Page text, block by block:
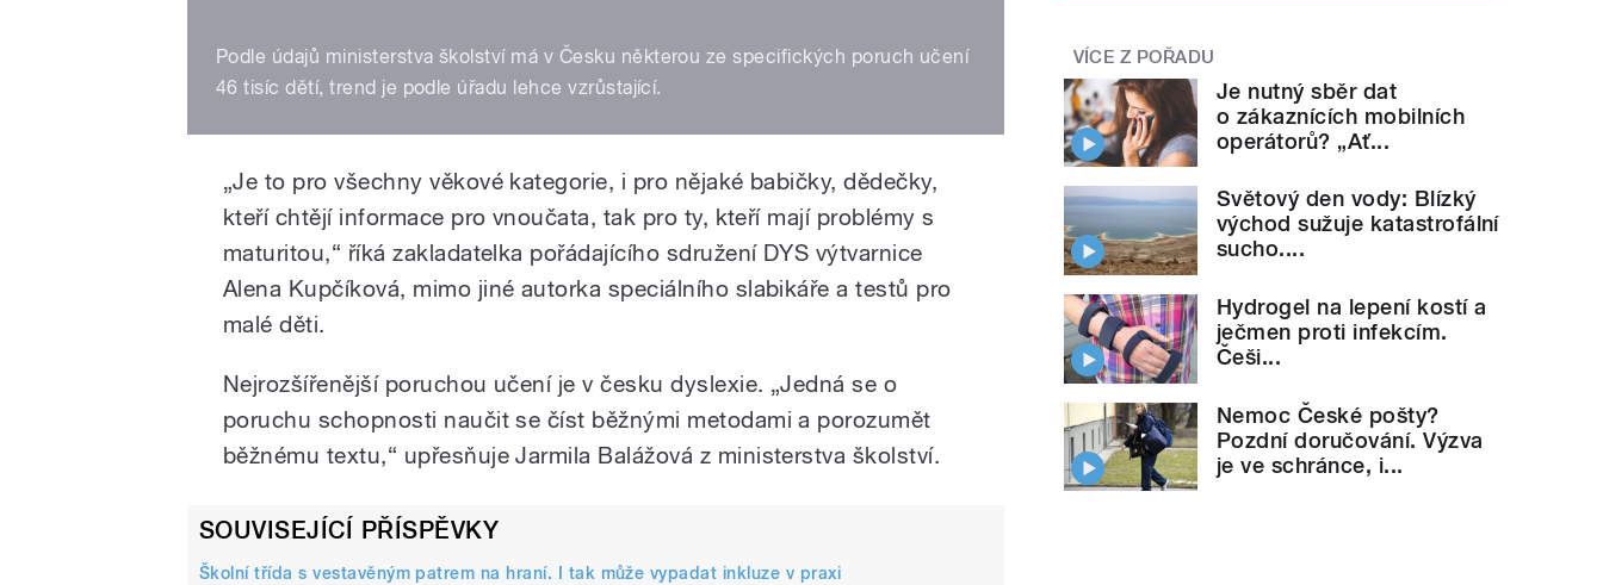
Podle údajů ministerstva školství má v Česku některou ze specifických poruch učení
46 tisíc dětí, trend je podle úřadu lehce vzrůstající.
„Je to pro všechny věkové kategorie, i pro nějaké babičky, dědečky,
kteří chtějí informace pro vnoučata, tak pro ty, kteří mají problémy s
maturitou,“ říká zakladatelka pořádajícího sdružení DYS výtvarnice
Alena Kupčíková, mimo jiné autorka speciálního slabikáře a testů pro
malé děti.
Nejrozšířenější poruchou učení je v česku dyslexie. „Jedná se o
poruchu schopnosti naučit se číst běžnými metodami a porozumět
běžnému textu,“ upřesňuje Jarmila Balážová z ministerstva školství.
SOUVISEJÍCÍ PŘÍSPĚVKY
Školní třída s vestavěným patrem na hraní. I tak může vypadat inkluze v praxi
VÍCE Z POŘADU
Je nutný sběr dat
o zákaznících mobilních
operátorů? „Ať...
Světový den vody: Blízký
východ sužuje katastrofální
sucho....
Hydrogel na lepení kostí a
ječmen proti infekcím.
Češi...
Nemoc České pošty?
Pozdní doručování. Výzva
je ve schránce, i...